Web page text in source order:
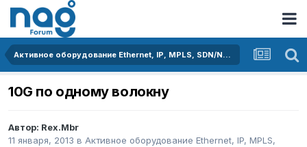
Активное оборудование Ethernet, IP, MPLS, SDN/NFV...
10G по одному волокну
Автор: Rex.Mbr
11 января, 2013 в Активное оборудование Ethernet, IP, MPLS,